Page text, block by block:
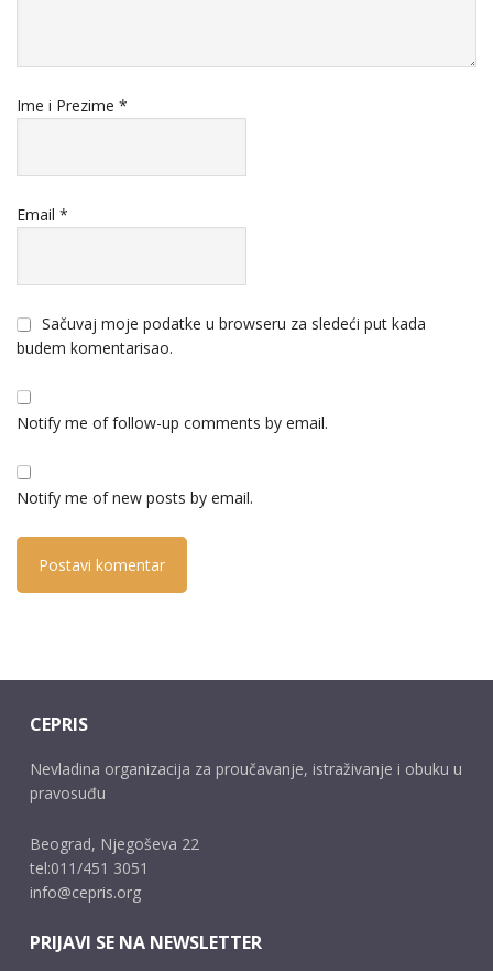
Ime i Prezime *
Email *
Sačuvaj moje podatke u browseru za sledeći put kada
budem komentarisao.
Notify me of follow-up comments by email.
Notify me of new posts by email.
CEPRIS
Nevladina organizacija za proučavanje, istraživanje i obuku u
pravosuđu
Beograd, Njegoševa 22
tel:011/451 3051
info@cepris.org
PRIJAVI SE NA NEWSLETTER